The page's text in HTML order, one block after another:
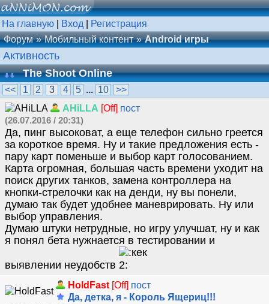
На главную Вход
Регистрация
Форум
Мобильный контент Android игры
Активность
The Shoot Online
<< 1 2 3 4 5 ... 10
>>
AHiLLA [Off] пост
(26.07.2016 / 20:31)
Да, пинг высоковат, а еще телефон сильно греется
за короткое время. Ну и такие предложения есть -
пару карт поменьше и выбор карт голосованием.
Карта огромная, большая часть времени уходит на
поиск других танков, замена контроллера на
кнопки-стрелочки как на денди, ну вы понели,
думаю так будет удобнее маневрировать. Ну или
выбор управления.
Думаю штуки нетрудные, но игру улучшат, ну и как
я понял бета нужнается в тестировании и
выявлении неудобств
HoldFast [Off] пост
Да, детка, я - Король Ящериц!!!